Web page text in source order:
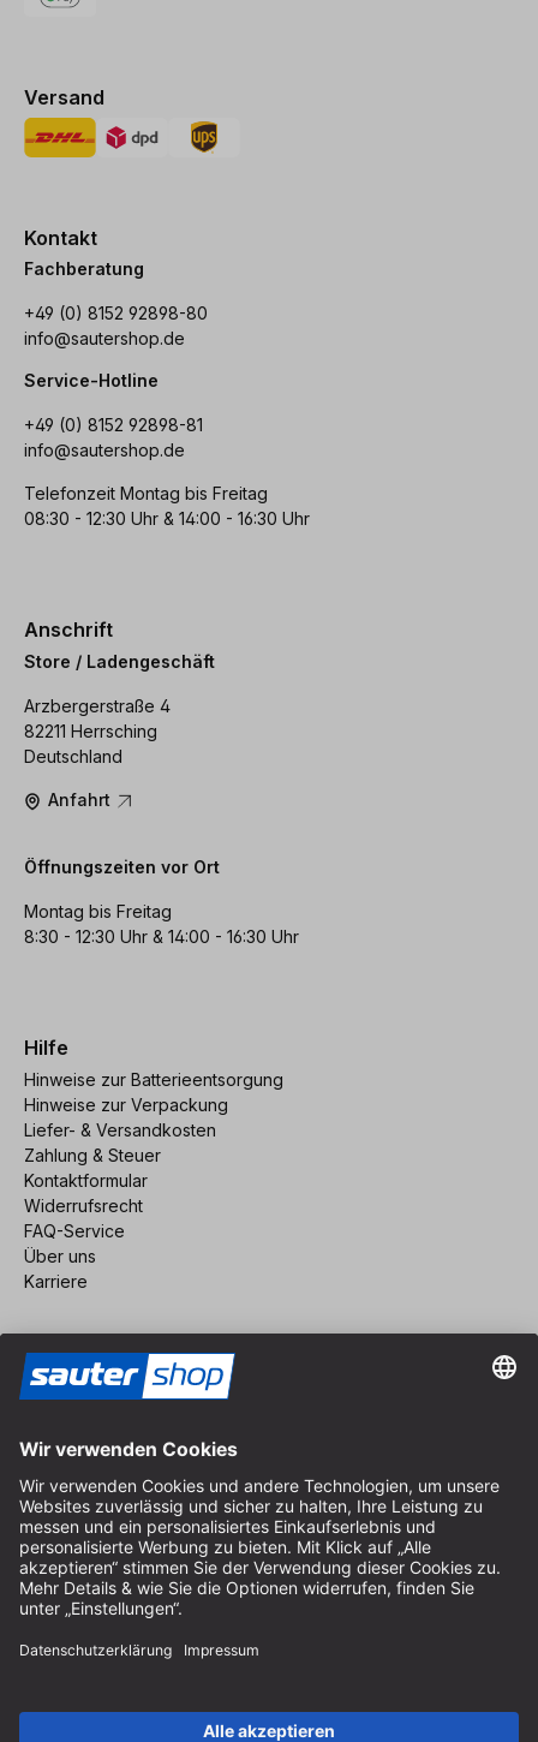
Versand
Kontakt
Fachberatung
+49 (0) 8152 92898-80
info@sautershop.de
Service-Hotline
+49 (0) 8152 92898-81
info@sautershop.de
Telefonzeit Montag bis Freitag
08:30 - 12:30 Uhr & 14:00 - 16:30 Uhr
Anschrift
Store / Ladengeschäft
Arzbergerstraße 4
82211 Herrsching
Deutschland
Anfahrt
Öffnungszeiten vor Ort
Montag bis Freitag
8:30 - 12:30 Uhr & 14:00 - 16:30 Uhr
Hilfe
Hinweise zur Batterieentsorgung
Hinweise zur Verpackung
Liefer- & Versandkosten
Zahlung & Steuer
Kontaktformular
Widerrufsrecht
FAQ-Service
Über uns
Karriere
Impressum
AGB
Datenschutz
Cookie-Einstellungen
© 2026 sauter GmbH
* kostenloser Versand ab 150 Euro Bestellwert innerhalb
Deutschlands für die Standard-Paketgrößen - ausgenommen